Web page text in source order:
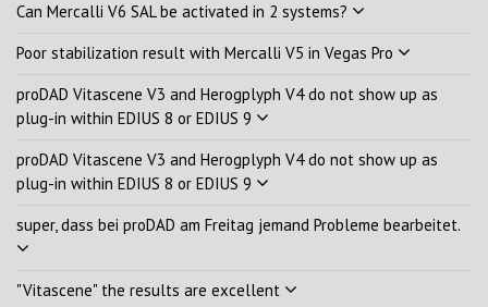
Can Mercalli V6 SAL be activated in 2 systems?
Poor stabilization result with Mercalli V5 in Vegas Pro
proDAD Vitascene V3 and Herogplyph V4 do not show up as
plug-in within EDIUS 8 or EDIUS 9
proDAD Vitascene V3 and Herogplyph V4 do not show up as
plug-in within EDIUS 8 or EDIUS 9
super, dass bei proDAD am Freitag jemand Probleme bearbeitet.
"Vitascene" the results are excellent